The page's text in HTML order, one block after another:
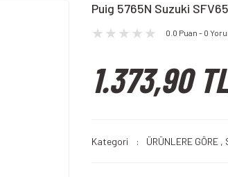
Puig 5765N Suzuki
0.0 Puan - 0
1.373,90
Kategori ÜRÜNLERE GÖRE ,